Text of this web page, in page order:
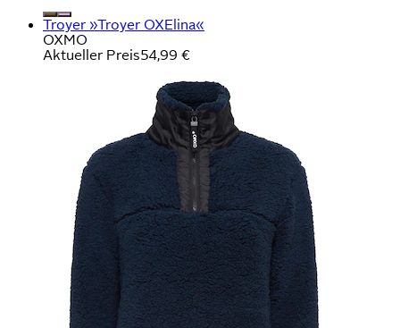
Troyer »Troyer OXElina«
OXMO
Aktueller Preis54,99 €